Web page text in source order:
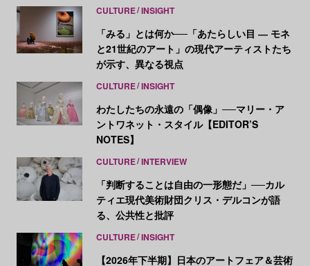
CULTURE INSIGHT
「みる」とは何か──「あたらしい目 ― モネ
と21世紀のアート」の現代アーティストたち
が示す、異なる視点
CULTURE INSIGHT
わたしたちの永遠の「偶像」──マリー・ア
ントワネット・スタイル【EDITOR’S
NOTES】
CULTURE INTERVIEW
「判断することは自由の一形態だ」──カル
ティエ現代美術財団クリス・デルコンが語
る、公共性と批評
CULTURE INSIGHT
【2026年下半期】日本のアートフェア＆芸術